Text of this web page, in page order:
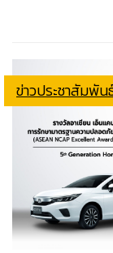
ข่าวประชาสัมพัน